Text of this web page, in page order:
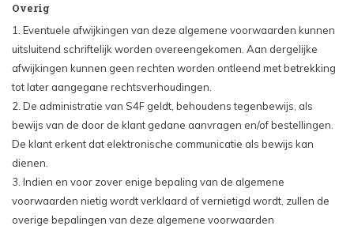
Overig
1. Eventuele afwijkingen van deze algemene voorwaarden kunnen
uitsluitend schriftelijk worden overeengekomen. Aan dergelijke
afwijkingen kunnen geen rechten worden ontleend met betrekking
tot later aangegane rechtsverhoudingen.
2. De administratie van S4F geldt, behoudens tegenbewijs, als
bewijs van de door de klant gedane aanvragen en/of bestellingen.
De klant erkent dat elektronische communicatie als bewijs kan
dienen.
3. Indien en voor zover enige bepaling van de algemene
voorwaarden nietig wordt verklaard of vernietigd wordt, zullen de
overige bepalingen van deze algemene voorwaarden